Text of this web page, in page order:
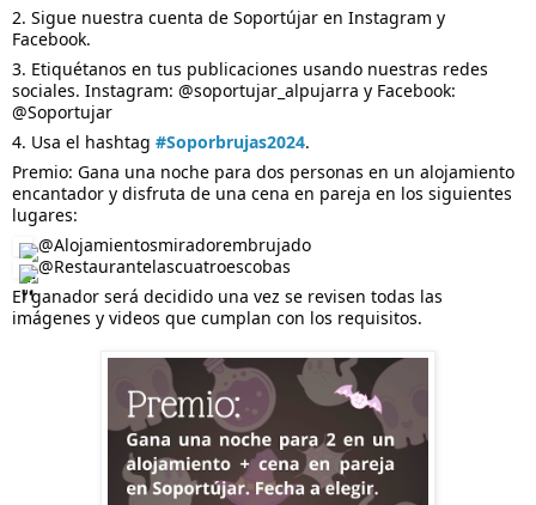
2. Sigue nuestra cuenta de Soportújar en Instagram y
Facebook.
3. Etiquétanos en tus publicaciones usando nuestras redes
sociales. Instagram: @soportujar_alpujarra y Facebook:
@Soportujar
4. Usa el hashtag #Soporbrujas2024.
Premio: Gana una noche para dos personas en un alojamiento
encantador y disfruta de una cena en pareja en los siguientes
lugares:
@Alojamientosmiradorembrujado
@Restaurantelascuatroescobas
El ganador será decidido una vez se revisen todas las
imágenes y videos que cumplan con los requisitos.